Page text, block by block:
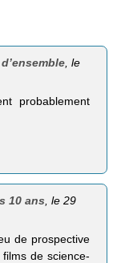
, le
probablement
10 ans , le 29
de prospective
de science-